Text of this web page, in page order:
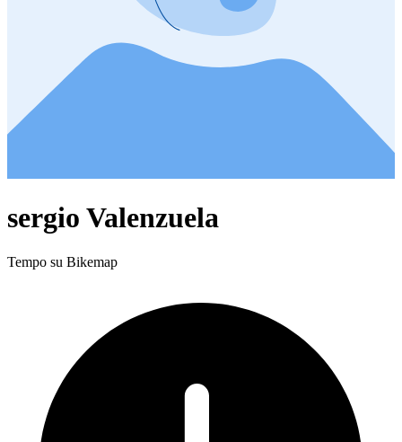
sergio Valenzuela
Tempo su Bikemap